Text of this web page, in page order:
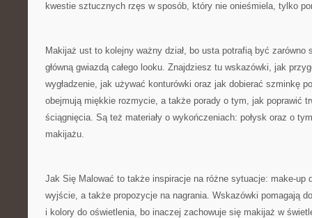
kwestie sztucznych rzęs w sposób, który nie onieśmiela, tylko
Makijaż ust to kolejny ważny dział, bo usta potrafią być zarówno
główną gwiazdą całego looku. Znajdziesz tu wskazówki, jak
wygładzenie, jak używać konturówki oraz jak dobierać szminkę
obejmują miękkie rozmycie, a także porady o tym, jak poprawić
ściągnięcia. Są też materiały o wykończeniach: połysk oraz o
makijażu.
Jak Się Malować to także inspiracje na różne sytuacje: make-up
wyjście, a także propozycje na nagrania. Wskazówki pomagają
i kolory do oświetlenia, bo inaczej zachowuje się makijaż w